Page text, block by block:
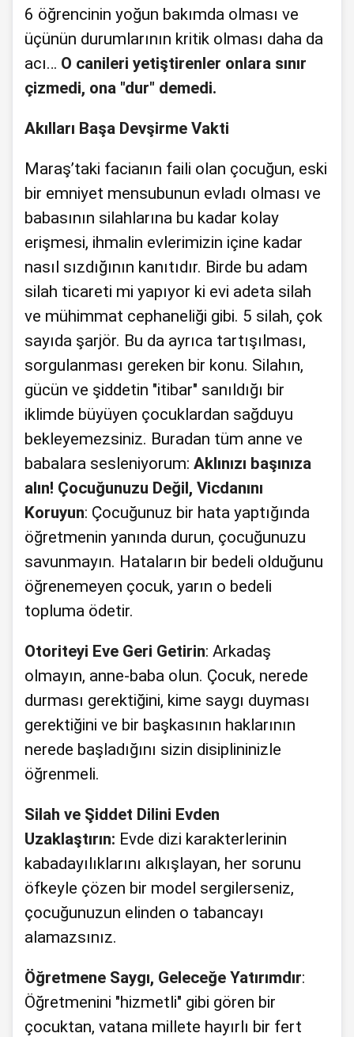
6 öğrencinin yoğun bakımda olması ve
üçünün durumlarının kritik olması daha da
acı… O canileri yetiştirenler onlara sınır
çizmedi, ona "dur" demedi.
Akılları Başa Devşirme Vakti
Maraş’taki facianın faili olan çocuğun, eski
bir emniyet mensubunun evladı olması ve
babasının silahlarına bu kadar kolay
erişmesi, ihmalin evlerimizin içine kadar
nasıl sızdığının kanıtıdır. Birde bu adam
silah ticareti mi yapıyor ki evi adeta silah
ve mühimmat cephaneliği gibi. 5 silah, çok
sayıda şarjör. Bu da ayrıca tartışılması,
sorgulanması gereken bir konu. Silahın,
gücün ve şiddetin "itibar" sanıldığı bir
iklimde büyüyen çocuklardan sağduyu
bekleyemezsiniz. Buradan tüm anne ve
babalara sesleniyorum: Aklınızı başınıza
alın! Çocuğunuzu Değil, Vicdanını
Koruyun: Çocuğunuz bir hata yaptığında
öğretmenin yanında durun, çocuğunuzu
savunmayın. Hataların bir bedeli olduğunu
öğrenemeyen çocuk, yarın o bedeli
topluma ödetir.
Otoriteyi Eve Geri Getirin: Arkadaş
olmayın, anne-baba olun. Çocuk, nerede
durması gerektiğini, kime saygı duyması
gerektiğini ve bir başkasının haklarının
nerede başladığını sizin disiplininizle
öğrenmeli.
Silah ve Şiddet Dilini Evden
Uzaklaştırın: Evde dizi karakterlerinin
kabadayılıklarını alkışlayan, her sorunu
öfkeyle çözen bir model sergilerseniz,
çocuğunuzun elinden o tabancayı
alamazsınız.
Öğretmene Saygı, Geleceğe Yatırımdır:
Öğretmenini "hizmetli" gibi gören bir
çocuktan, vatana millete hayırlı bir fert